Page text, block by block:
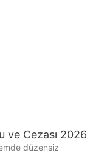
ve Cezası 2026
düzensiz